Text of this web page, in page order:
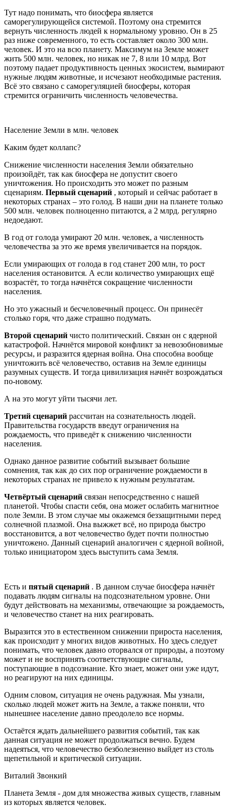
Тут надо понимать, что биосфера является
саморегулирующейся системой. Поэтому она стремится
вернуть численность людей к нормальному уровню. Он в 25
раз ниже современного, то есть составляет около 300 млн.
человек. И это на всю планету. Максимум на Земле может
жить 500 млн. человек, но никак не 7, 8 или 10 млрд. Вот
поэтому падает продуктивность ценных экосистем, вымирают
нужные людям животные, и исчезают необходимые растения.
Всё это связано с саморегуляцией биосферы, которая
стремится ограничить численность человечества.
Население Земли в млн. человек
Каким будет коллапс?
Снижение численности населения Земли обязательно
произойдёт, так как биосфера не допустит своего
уничтожения. Но происходить это может по разным
сценариям. Первый сценарий , который и сейчас работает в
некоторых странах – это голод. В наши дни на планете только
500 млн. человек полноценно питаются, а 2 млрд. регулярно
недоедают.
В год от голода умирают 20 млн. человек, а численность
человечества за это же время увеличивается на порядок.
Если умирающих от голода в год станет 200 млн, то рост
населения остановится. А если количество умирающих ещё
возрастёт, то тогда начнётся сокращение численности
населения.
Но это ужасный и бесчеловечный процесс. Он принесёт
столько горя, что даже страшно подумать.
Второй сценарий чисто политический. Связан он с ядерной
катастрофой. Начнётся мировой конфликт за невозобновимые
ресурсы, и разразится ядерная война. Она способна вообще
уничтожить всё человечество, оставив на Земле единицы
разумных существ. И тогда цивилизация начнёт возрождаться
по-новому.
А на это могут уйти тысячи лет.
Третий сценарий рассчитан на сознательность людей.
Правительства государств введут ограничения на
рождаемость, что приведёт к снижению численности
населения.
Однако данное развитие событий вызывает большие
сомнения, так как до сих пор ограничение рождаемости в
некоторых странах не привело к нужным результатам.
Четвёртый сценарий связан непосредственно с нашей
планетой. Чтобы спасти себя, она может ослабить магнитное
поле Земли. В этом случае мы окажемся беззащитными перед
солнечной плазмой. Она выжжет всё, но природа быстро
восстановится, а вот человечество будет почти полностью
уничтожено. Данный сценарий аналогичен с ядерной войной,
только инициатором здесь выступить сама Земля.
Есть и пятый сценарий . В данном случае биосфера начнёт
подавать людям сигналы на подсознательном уровне. Они
будут действовать на механизмы, отвечающие за рождаемость,
и человечество станет на них реагировать.
Выразится это в естественном снижении прироста населения,
как происходит у многих видов животных. Но здесь следует
понимать, что человек давно оторвался от природы, а поэтому
может и не воспринять соответствующие сигналы,
поступающие в подсознание. Кто знает, может они уже идут,
но реагируют на них единицы.
Одним словом, ситуация не очень радужная. Мы узнали,
сколько людей может жить на Земле, а также поняли, что
нынешнее население давно преодолело все нормы.
Остаётся ждать дальнейшего развития событий, так как
данная ситуация не может продолжаться вечно. Будем
надеяться, что человечество безболезненно выйдет из столь
щепетильной и критической ситуации.
Виталий Звонкий
Планета Земля - дом для множества живых существ, главным
из которых является человек.